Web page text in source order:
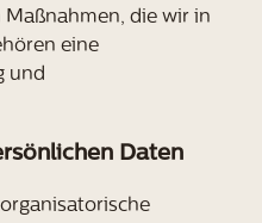
die wir in
eine
und
Daten